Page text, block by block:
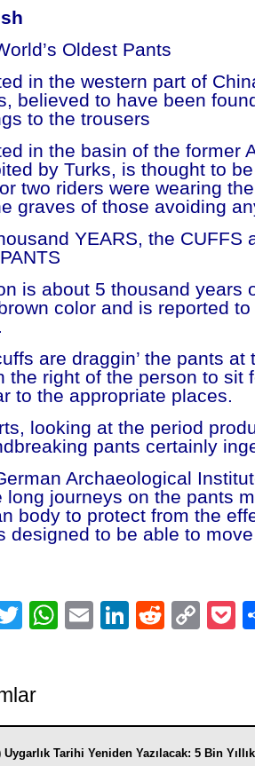
Oldest Pants
in the western part of
believed to have been
to the trousers
in the basin of the former
by Turks, is thought to
two riders were wearing
graves of those avoiding
YEARS, the CUFFS
is about 5 thousand years
color and is reported
are draggin’ the pants at
the right of the person to sit
to the appropriate places.
looking at the period
pants certainly
Archaeological
long journeys on the pants
body to protect from the
designed to be able to
TwitterWhatsApp
EmailLinkedIn
Reddit
Uygarlık Tarihi Yeniden Yazılacak: 5 Bin